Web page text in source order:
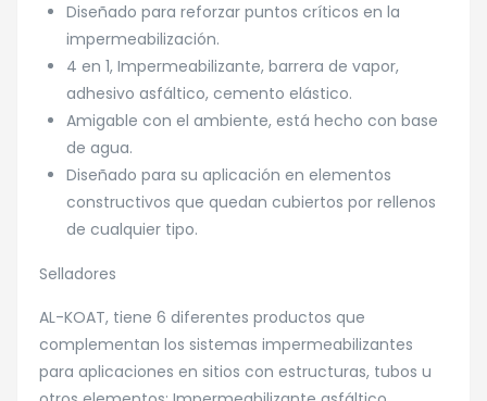
Diseñado para reforzar puntos críticos en la
impermeabilización.
4 en 1, Impermeabilizante, barrera de vapor,
adhesivo asfáltico, cemento elástico.
Amigable con el ambiente, está hecho con base
de agua.
Diseñado para su aplicación en elementos
constructivos que quedan cubiertos por rellenos
de cualquier tipo.
Selladores
AL-KOAT, tiene 6 diferentes productos que
complementan los sistemas impermeabilizantes
para aplicaciones en sitios con estructuras, tubos u